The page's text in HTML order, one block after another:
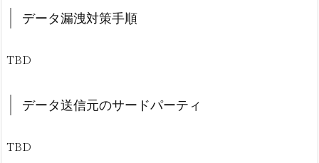
データ漏洩対策手順
TBD
データ送信元のサードパーティ
TBD